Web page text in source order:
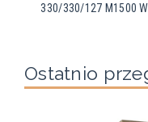
330/330/127 M1500
Ostatnio